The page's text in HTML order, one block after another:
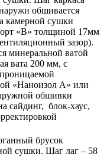
обшивается
камерной сушки
«В» толщиной 17мм
зазор).
минеральной ватой
вата 200 мм, с
«Наноизол А» или
обшивки
сайдинг, блок-хаус,
брусок
сушки. Шаг лаг – 58